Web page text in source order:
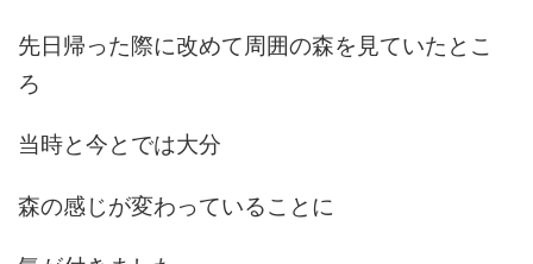
先日帰った際に改めて周囲の森を見ていたとこ
ろ
当時と今とでは大分
森の感じが変わっていることに